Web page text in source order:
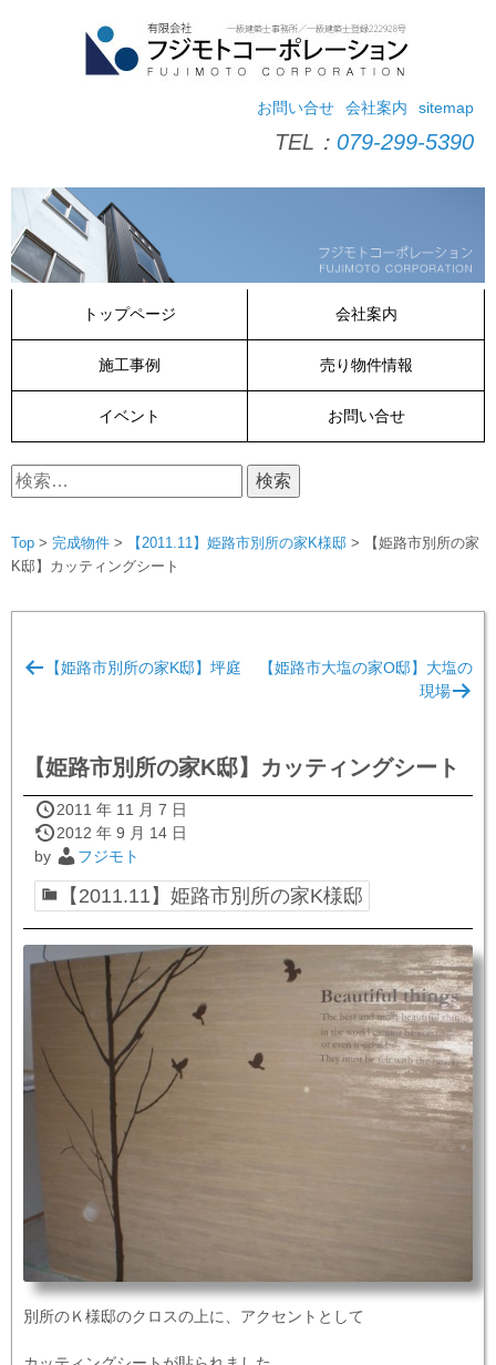
sitemap
会社案内
お問い合せ
TEL： 079-299-5390
トップページ 会社案内
施工事例 売り物件情報
イベント お問い合せ
検
索:
Top > 完成物件 > 【2011.11】姫路市別所の家K様邸 >
【姫路市別所の家
K邸】カッティングシート
稿
ゲ
ー
シ
ョ
ン
【姫路市別所の家K邸】坪庭
【姫路市大塩の家O邸】大塩の
現場
【姫路市別所の家K邸】カッティングシート
2011 年 11 月 7 日
2012 年 9 月 14 日
by
フジモト
【2011.11】姫路市別所の家K様邸
別所のＫ様邸のクロスの上に、アクセントとして